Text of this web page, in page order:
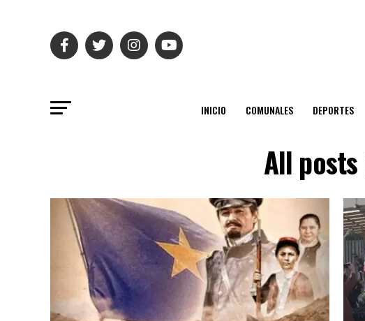
INICIO COMUNALES DEPORTES
All